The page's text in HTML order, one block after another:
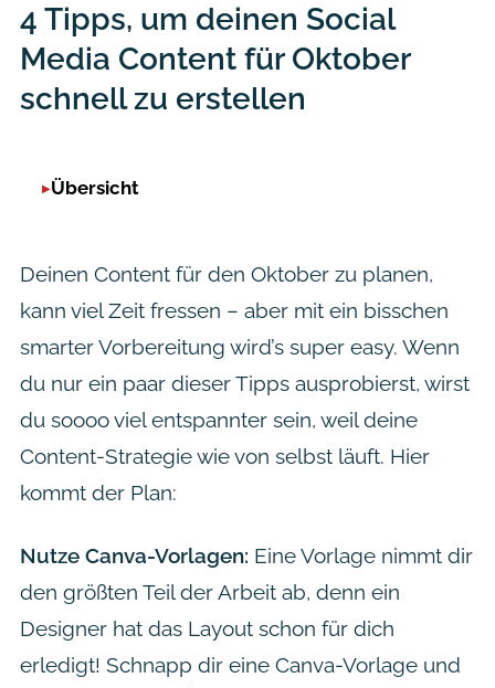
4 Tipps, um deinen Social
Media Content für Oktober
schnell zu erstellen
Übersicht
Deinen Content für den Oktober zu planen,
kann viel Zeit fressen – aber mit ein bisschen
smarter Vorbereitung wird’s super easy. Wenn
du nur ein paar dieser Tipps ausprobierst, wirst
du soooo viel entspannter sein, weil deine
Content-Strategie wie von selbst läuft. Hier
kommt der Plan:
Nutze Canva-Vorlagen: Eine Vorlage nimmt dir
den größten Teil der Arbeit ab, denn ein
Designer hat das Layout schon für dich
erledigt! Schnapp dir eine Canva-Vorlage und